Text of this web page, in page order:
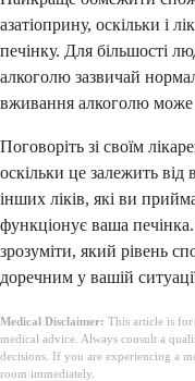
азатіоприну, оскільки і
печінку. Для більшості
алкоголю зазвичай
вживання алкоголю може
Поговоріть зі своїм
оскільки це залежить від
інших ліків, які ви
функціонує ваша
зрозуміти, який рівень
доречним у вашій
Medical Disclaimer: This article is
medical advice. Always consult a
decisions. If you are experiencing a
room immediately.